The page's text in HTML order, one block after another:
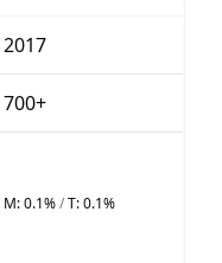
2017
700+
M:0.1%/T:0.1%